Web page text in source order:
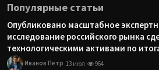
Популярные статьи
Опубликовано масштабное
исследование российского рынка
технологическими активами по
Иванов Петр 13 июл 964